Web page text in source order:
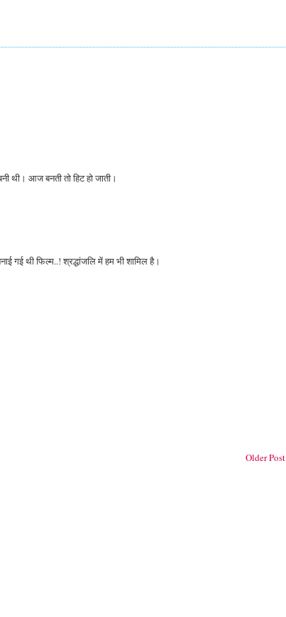
थी। आज बनती तो हिट हो जाती।
गई थी फिल्म..! श्रद्धांजलि में हम भी शामिल है।
Older Post